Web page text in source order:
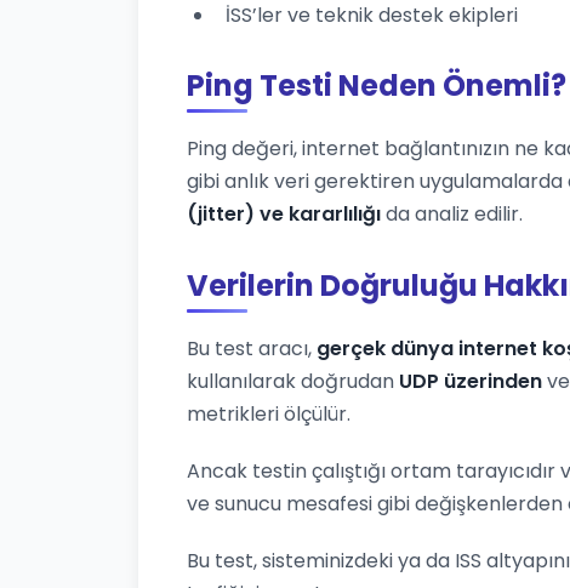
İSS’ler ve teknik destek ekipleri
Ping Testi Neden Önemli?
Ping değeri, internet bağlantınızın ne
gibi anlık veri gerektiren uygulamalarda
(jitter) ve kararlılığıda analiz edilir.
Verilerin Doğruluğu
Bu test aracı, gerçek dünya internet
kullanılarak doğrudan UDP üzerinden
metrikleri ölçülür.
Ancak testin çalıştığı ortam
ve sunucu mesafesi gibi değişkenlerden
Bu test, sisteminizdeki ya da ISS